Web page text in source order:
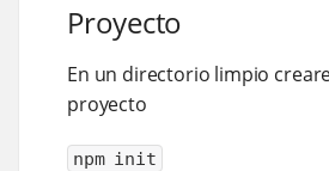
Proyecto
En un directorio limpio
proyecto
npm init